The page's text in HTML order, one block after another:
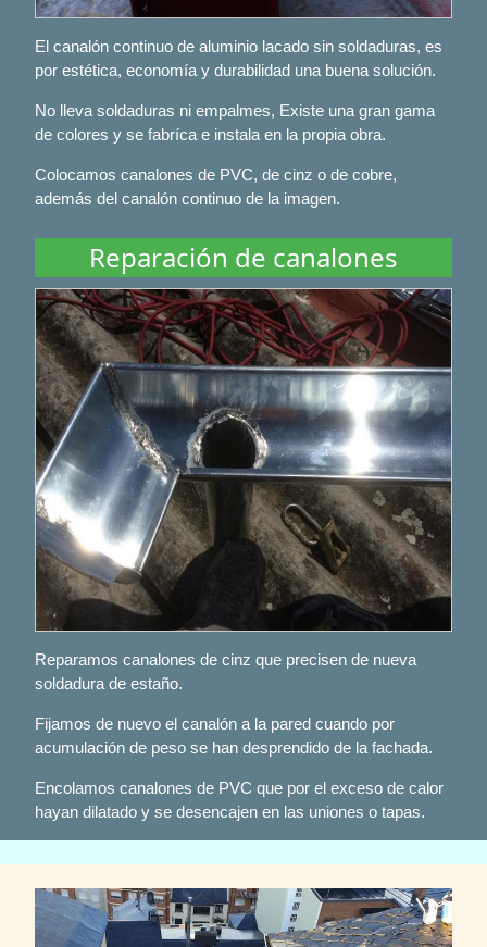
El canalón continuo de aluminio lacado sin soldaduras, es
por estética, economía y durabilidad una buena solución.
No lleva soldaduras ni empalmes, Existe una gran gama
de colores y se fabríca e instala en la propia obra.
Colocamos canalones de PVC, de cinz o de cobre,
además del canalón continuo de la imagen.
Reparación de canalones
Reparamos canalones de cinz que precisen de nueva
soldadura de estaño.
Fijamos de nuevo el canalón a la pared cuando por
acumulación de peso se han desprendido de la fachada.
Encolamos canalones de PVC que por el exceso de calor
hayan dilatado y se desencajen en las uniones o tapas.